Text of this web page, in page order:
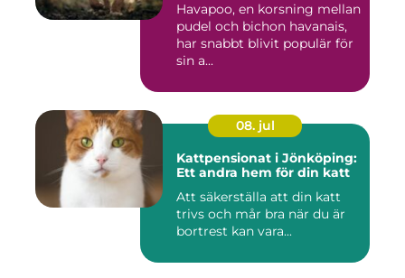
Havapoo, en korsning mellan
pudel och bichon havanais,
har snabbt blivit populär för
sin a...
08. jul
Kattpensionat i Jönköping:
Ett andra hem för din katt
Att säkerställa att din katt
trivs och mår bra när du är
bortrest kan vara...